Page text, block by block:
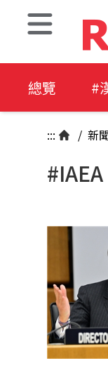
總覽 #
::: / 新
#IAEA